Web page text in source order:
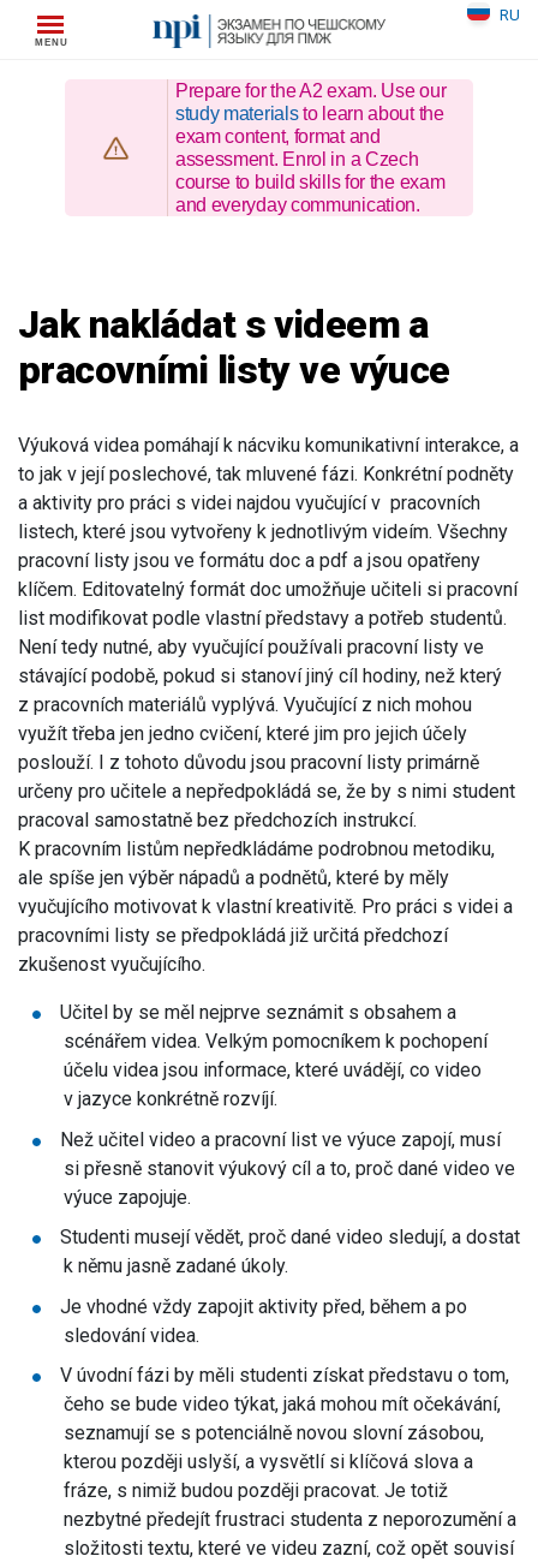
RU
Prepare for the A2 exam. Use our
study materialsto learn about the
exam content, format and
assessment. Enrol in a Czech
course to build skills for the exam
and everyday communication.
Jak nakládat s videem a
pracovními listy ve výuce
Výuková videa pomáhají k nácviku komunikativní interakce, a
to jak v její poslechové, tak mluvené fázi. Konkrétní podněty
a aktivity pro práci s videi najdou vyučující v pracovních
listech, které jsou vytvořeny k jednotlivým videím. Všechny
pracovní listy jsou ve formátu doc a pdf a jsou opatřeny
klíčem. Editovatelný formát doc umožňuje učiteli si pracovní
list modifikovat podle vlastní představy a potřeb studentů.
Není tedy nutné, aby vyučující používali pracovní listy ve
stávající podobě, pokud si stanoví jiný cíl hodiny, než který
z pracovních materiálů vyplývá. Vyučující z nich mohou
využít třeba jen jedno cvičení, které jim pro jejich účely
poslouží. I z tohoto důvodu jsou pracovní listy primárně
určeny pro učitele a nepředpokládá se, že by s nimi student
pracoval samostatně bez předchozích instrukcí.
K pracovním listům nepředkládáme podrobnou metodiku,
ale spíše jen výběr nápadů a podnětů, které by měly
vyučujícího motivovat k vlastní kreativitě. Pro práci s videi a
pracovními listy se předpokládá již určitá předchozí
zkušenost vyučujícího.
Učitel by se měl nejprve seznámit s obsahem a
scénářem videa. Velkým pomocníkem k pochopení
účelu videa jsou informace, které uvádějí, co video
v jazyce konkrétně rozvíjí.
Než učitel video a pracovní list ve výuce zapojí, musí
si přesně stanovit výukový cíl a to, proč dané video ve
výuce zapojuje.
Studenti musejí vědět, proč dané video sledují, a dostat
k němu jasně zadané úkoly.
Je vhodné vždy zapojit aktivity před, během a po
sledování videa.
V úvodní fázi by měli studenti získat představu o tom,
čeho se bude video týkat, jaká mohou mít očekávání,
seznamují se s potenciálně novou slovní zásobou,
kterou později uslyší, a vysvětlí si klíčová slova a
fráze, s nimiž budou později pracovat. Je totiž
nezbytné předejít frustraci studenta z neporozumění a
složitosti textu, které ve videu zazní, což opět souvisí